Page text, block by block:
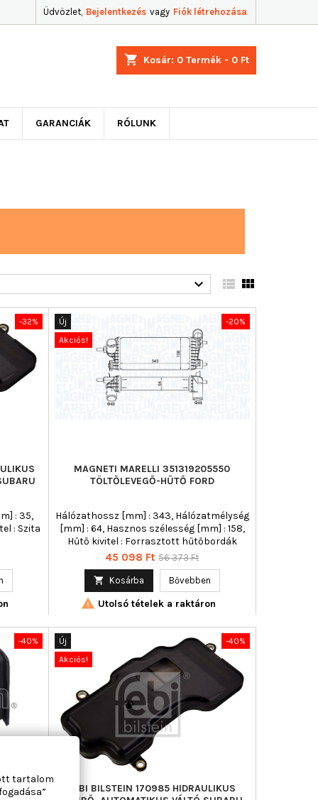
Üdvözlet, Bejelentkezés vagy Fiók létrehozása
shopping_cart Kosár: 0 Termék - 0 Ft
GARANCIÁK RÓLUNK
  
-32%
: 35,
: Szita
-20%
Új
Akciós!
MAGNETI MARELLI 351319205550
TÖLTŐLEVEGŐ-HŰTŐ FORD
Hálózathossz [mm] : 343, Hálózatmélység
[mm] : 64, Hasznos szélesség [mm] : 158,
Hűtő kivitel : Forrasztott hűtőbordák
Ár
45 098 Ft Normál
56 373 Ft
 Kosárba Bővebben
 Utolsó tételek a raktáron
-40% -40%
Új
Akciós!
FEBI BILSTEIN 170985 HIDRAULIKUS
tartalom